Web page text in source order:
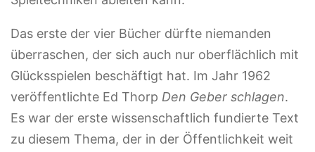
Das erste der vier Bücher dürfte niemanden
überraschen, der sich auch nur oberflächlich mit
Glücksspielen beschäftigt hat. Im Jahr 1962
veröffentlichte Ed Thorp Den Geber schlagen.
Es war der erste wissenschaftlich fundierte Text
zu diesem Thema, der in der Öffentlichkeit weit